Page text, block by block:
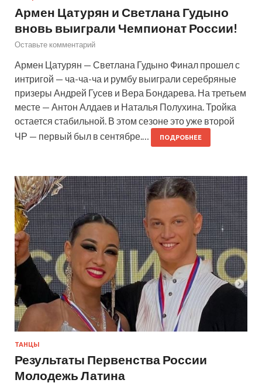
Армен Цатурян и Светлана Гудыно
вновь выиграли Чемпионат России!
Оставьте комментарий
Армен Цатурян — Светлана Гудыно Финал прошел с
интригой — ча-ча-ча и румбу выиграли серебряные
призеры Андрей Гусев и Вера Бондарева. На третьем
месте — Антон Алдаев и Наталья Полухина. Тройка
остается стабильной. В этом сезоне это уже второй
ЧР — первый был в сентябре.…
ПОДРОБНЕЕ
ТАНЦЫ
Результаты Первенства России
Молодежь Латина